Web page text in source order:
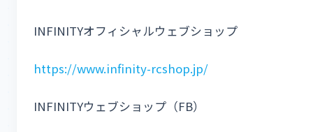
INFINITYオフィシャルウェブショップ
https://www.infinity-rcshop.jp/
INFINITYウェブショップ（FB）